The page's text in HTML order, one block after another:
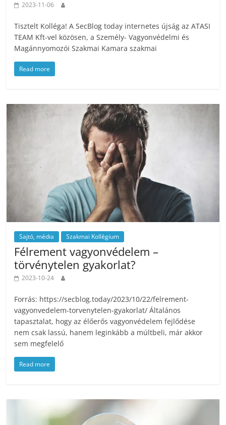
2023-11-06
Tisztelt Kolléga! A SecBlog today internetes újság az ATASI
TEAM Kft-vel közösen, a Személy- Vagyonvédelmi és
Magánnyomozói Szakmai Kamara szakmai
Read more
Sajtó, média Szakmai Kollégium
Félrement vagyonvédelem –
törvénytelen gyakorlat?
2023-10-24
Forrás: https://secblog.today/2023/10/22/felrement-
vagyonvedelem-torvenytelen-gyakorlat/ Általános
tapasztalat, hogy az élőerős vagyonvédelem fejlődése
nem csak lassú, hanem leginkább a múltbeli, már akkor
sem megfelelő
Read more